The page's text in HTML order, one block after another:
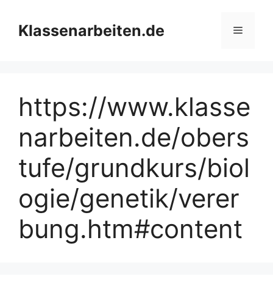
Inhalt
springenKlassenarbeiten.de Menü
https://www.klasse
narbeiten.de/obers
tufe/grundkurs/biol
ogie/genetik/verer
bung.htm#content